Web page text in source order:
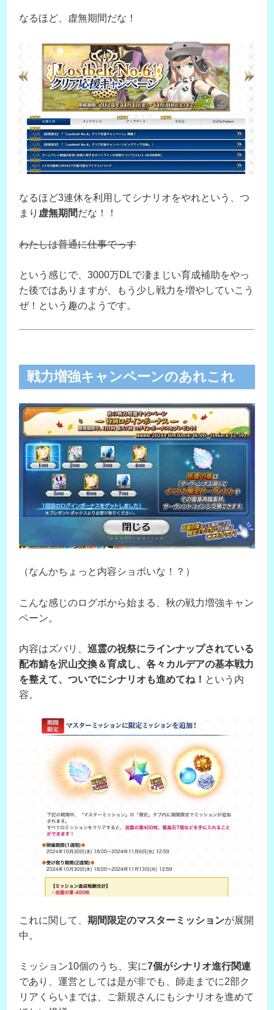
なるほど、虚無期間だな！
なるほど3連休を利用してシナリオをやれという、つ
まり 虚無期間だな！！
わたしは普通に仕事でっす
という感じで、3000万DLで凄まじい育成補助をやっ
た後ではありますが、もう少し戦力を増やしていこう
ぜ！という趣のようです。
戦力増強キャンペーンのあれこれ
（なんかちょっと内容ショボいな！？）
こんな感じのログボから始まる、秋の戦力増強キャン
ペーン。
内容はズバリ、 巡霊の祝祭にラインナップされている
配布鯖を沢山交換＆育成し、各々カルデアの基本戦力
を整えて、ついでにシナリオも進めてね！ という内
容。
これに関して、 期間限定のマスターミッションが展開
中。
ミッション10個のうち、実に7個がシナリオ進行関連
であり、運営としては是が非でも、師走までに2部ク
リアくらいまでは、ご新規さんにもシナリオを進めて